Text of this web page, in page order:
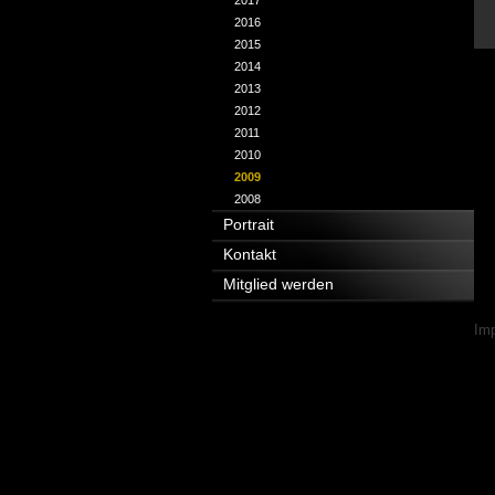
2016
2015
2014
2013
2012
2011
2010
2009
2008
Portrait
Kontakt
Mitglied werden